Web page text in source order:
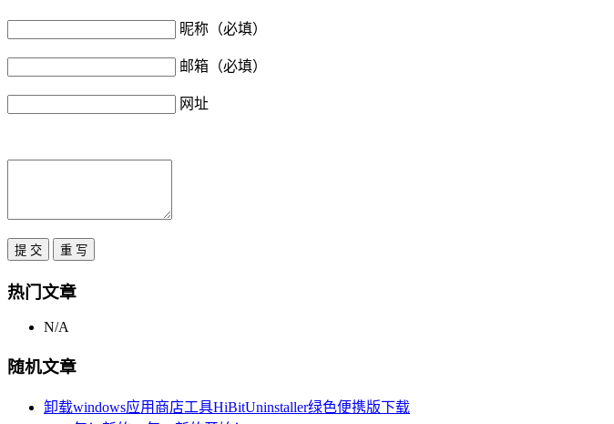
昵称（必填）
邮箱（必填）
网址
热门文章
N/A
随机文章
卸载windows应用商店工具HiBitUninstaller绿色便携版下载